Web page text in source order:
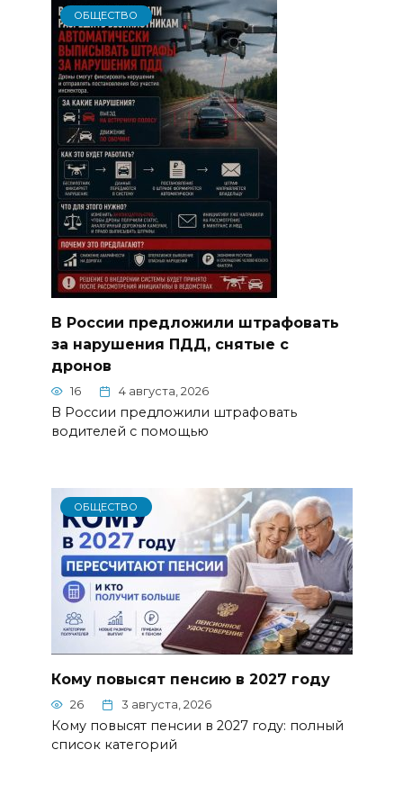
ОБЩЕСТВО
В России предложили штрафовать
за нарушения ПДД, снятые с
дронов
16 4 августа, 2026
В России предложили штрафовать
водителей с помощью
ОБЩЕСТВО
Кому повысят пенсию в 2027 году
26 3 августа, 2026
Кому повысят пенсии в 2027 году: полный
список категорий